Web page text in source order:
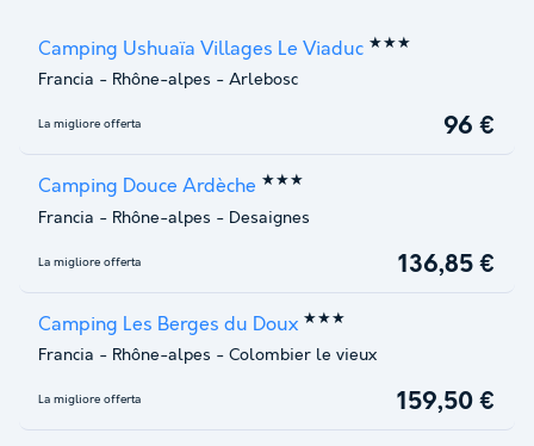
Camping Ushuaïa Villages Le Viaduc ★★★
Francia - Rhône-alpes - Arlebosc
La migliore offerta 96 €
Camping Douce Ardèche ★★★
Francia - Rhône-alpes - Desaignes
La migliore offerta 136,85 €
Camping Les Berges du Doux ★★★
Francia - Rhône-alpes - Colombier le vieux
La migliore offerta 159,50 €